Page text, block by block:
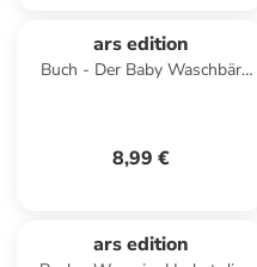
ars edition
Buch - Der Baby Waschbär
8,99 €
ars edition